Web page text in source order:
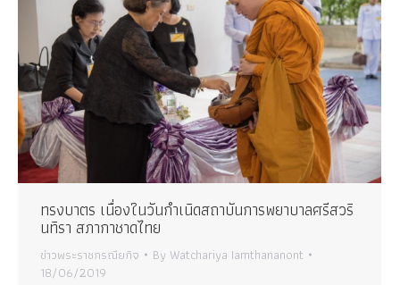
ทรงบาตร เนื่องในวันกำเนิดสถาบันการพยาบาลศรีสวริ
นทิรา สภากาชาดไทย
ข่าวพระราชกรณียกิจ By Watchariya Iamthananont
18/06/2019